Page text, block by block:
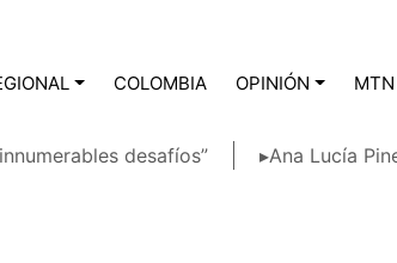
COLOMBIA OPINIÓN MTN
desafíos”
▸Ana Lucía